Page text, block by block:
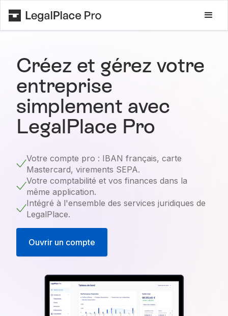
Créez et gérez votre
entreprise
simplement avec
LegalPlace Pro
Votre compte pro : IBAN français, carte
Mastercard, virements SEPA.
Votre comptabilité et vos finances dans la
même application.
Intégré à l'ensemble des services juridiques de
LegalPlace.
Ouvrir un compte